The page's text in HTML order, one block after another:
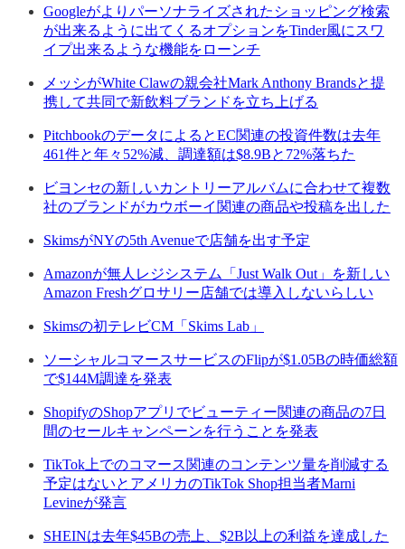
Googleがよりパーソナライズされたショッピング検索
が出来るように出てくるオプションをTinder風にスワ
イプ出来るような機能をローンチ
メッシがWhite Clawの親会社Mark Anthony Brandsと提
携して共同で新飲料ブランドを立ち上げる
PitchbookのデータによるとEC関連の投資件数は去年
461件と年々52%減、調達額は$8.9Bと72%落ちた
ビヨンセの新しいカントリーアルバムに合わせて複数
社のブランドがカウボーイ関連の商品や投稿を出した
SkimsがNYの5th Avenueで店舗を出す予定
Amazonが無人レジシステム「Just Walk Out」を新しい
Amazon Freshグロサリー店舗では導入しないらしい
Skimsの初テレビCM「Skims Lab」
ソーシャルコマースサービスのFlipが$1.05Bの時価総額
で$144M調達を発表
ShopifyのShopアプリでビューティー関連の商品の7日
間のセールキャンペーンを行うことを発表
TikTok上でのコマース関連のコンテンツ量を削減する
予定はないとアメリカのTikTok Shop担当者Marni
Levineが発言
SHEINは去年$45Bの売上、$2B以上の利益を達成した